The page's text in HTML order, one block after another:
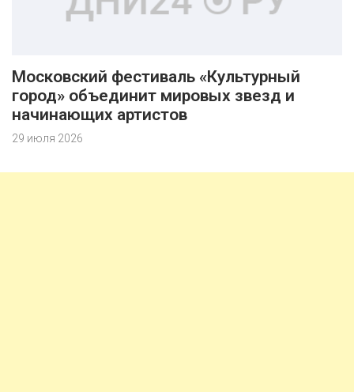
Московский фестиваль «Культурный
город» объединит мировых звезд и
начинающих артистов
29 июля 2026